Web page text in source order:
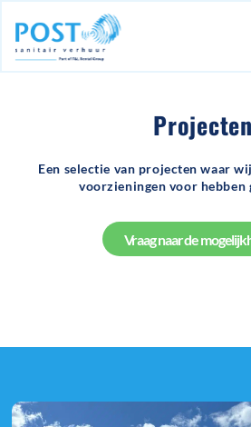
Projecten
Een selectie van projecten waar
voorzieningen voor hebben
Vraag naar de